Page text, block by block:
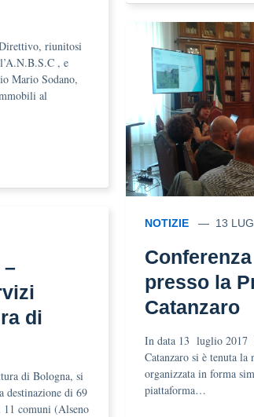
riunitosi
, e
Mario Sodano,
al
–
di
di Bologna, si
destinazione di 69
comuni (Alseno
NOTIZIE 13
presso la
Catanzaro
In data 13 luglio 2017
Catanzaro si è tenuta
organizzata in forma
piattaforma…